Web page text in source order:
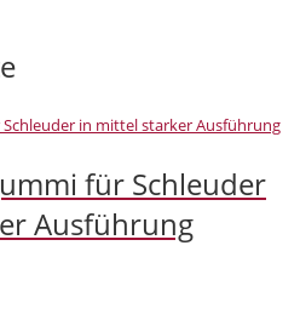
für Schleuder
Ausführung